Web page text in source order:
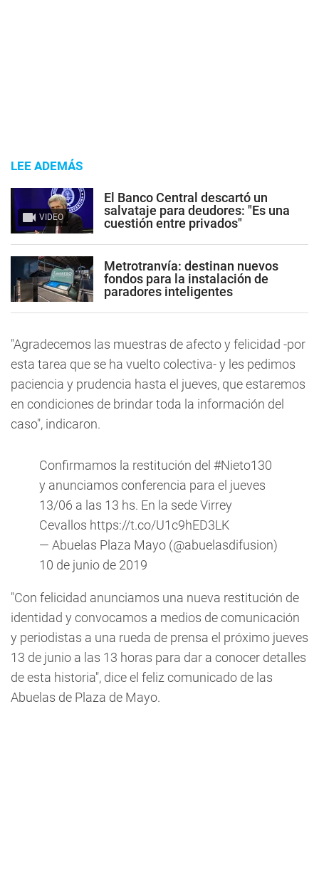
LEE ADEMÁS
VIDEO
El Banco Central descartó un
salvataje para deudores: "Es una
cuestión entre privados"
Metrotranvía: destinan nuevos
fondos para la instalación de
paradores inteligentes
"Agradecemos las muestras de afecto y felicidad -por
esta tarea que se ha vuelto colectiva- y les pedimos
paciencia y prudencia hasta el jueves, que estaremos
en condiciones de brindar toda la información del
caso", indicaron.
Confirmamos la restitución del #Nieto130
y anunciamos conferencia para el jueves
13/06 a las 13 hs. En la sede Virrey
Cevallos https://t.co/U1c9hED3LK
— Abuelas Plaza Mayo (@abuelasdifusion)
10 de junio de 2019
"Con felicidad anunciamos una nueva restitución de
identidad y convocamos a medios de comunicación
y periodistas a una rueda de prensa el próximo jueves
13 de junio a las 13 horas para dar a conocer detalles
de esta historia", dice el feliz comunicado de las
Abuelas de Plaza de Mayo.